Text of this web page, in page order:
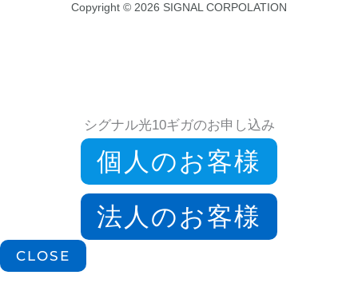
Copyright © 2026 SIGNAL CORPOLATION
シグナル光10ギガのお申し込み
個人のお客様
法人のお客様
CLOSE